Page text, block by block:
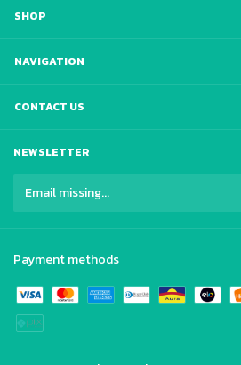
SHOP
NAVIGATION
CONTACT US
NEWSLETTER
Payment methods